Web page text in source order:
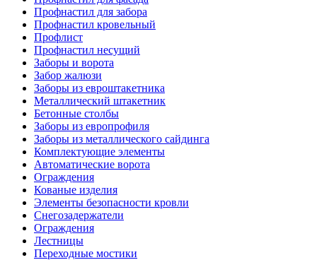
Профнастил для забора
Профнастил кровельный
Профлист
Профнастил несущий
Заборы и ворота
Забор жалюзи
Заборы из евроштакетника
Металлический штакетник
Бетонные столбы
Заборы из европрофиля
Заборы из металлического сайдинга
Комплектующие элементы
Автоматические ворота
Ограждения
Кованые изделия
Элементы безопасности кровли
Снегозадержатели
Ограждения
Лестницы
Переходные мостики